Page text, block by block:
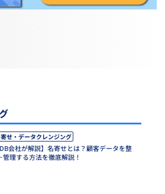
せ・データクレンジング
DB会社が解説】名寄せとは？顧客データを整
管理する方法を徹底解説！